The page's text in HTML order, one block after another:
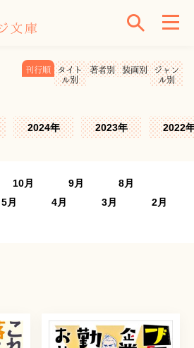
刊行順
タイト
ル別
著者別 装画別
ジャン
ル別
2024年 2023年
2022
10月 9月
8月
5月 4月 3月
2月